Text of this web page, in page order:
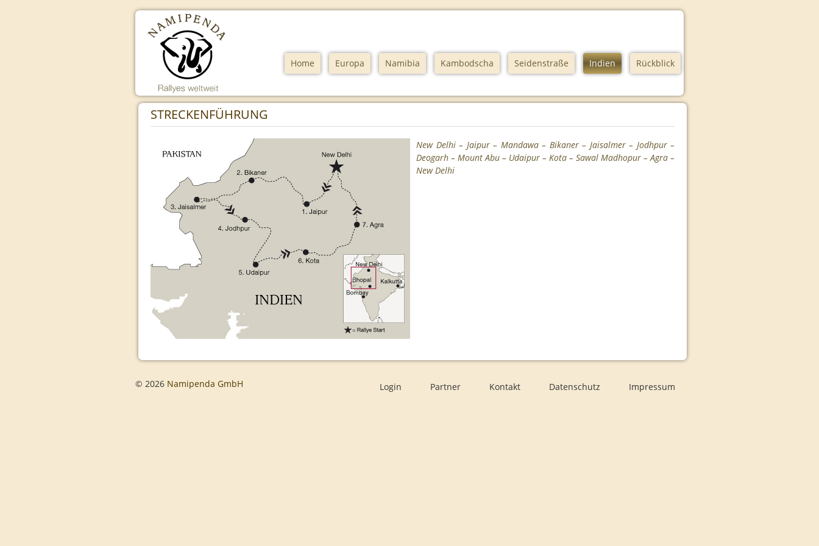
Home Europa Namibia Kambodscha Seidenstraße Indien Rückblick
STRECKENFÜHRUNG
New Delhi – Jaipur – Mandawa – Bikaner – Jaisalmer – Jodhpur –
Deogarh – Mount Abu – Udaipur – Kota – Sawal Madhopur – Agra –
New Delhi
© 2026 Namipenda GmbH Login Partner Kontakt Datenschutz Impressum